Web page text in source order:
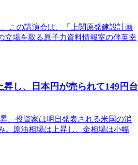
この講演会は、「上関原発建設計画
立場を取る原子力資料情報室の伴英幸
し、日本円が売られて149円台
。投資家は明日発表される米国の消
。原油相場は上昇し、金相場は小幅